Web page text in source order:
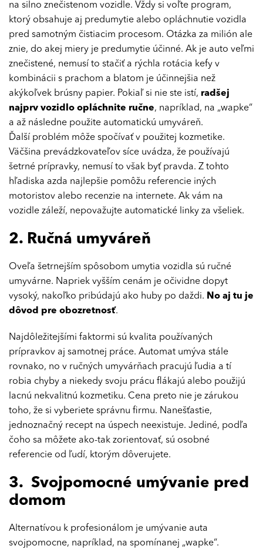
na silno znečistenom vozidle. Vždy si voľte program,
ktorý obsahuje aj predumytie alebo opláchnutie vozidla
pred samotným čistiacim procesom. Otázka za milión ale
znie, do akej miery je predumytie účinné. Ak je auto veľmi
znečistené, nemusí to stačiť a rýchla rotácia kefy v
kombinácii s prachom a blatom je účinnejšia než
akýkoľvek brúsny papier. Pokiaľ si nie ste istí, radšej
najprv vozidlo opláchnite ručne, napríklad, na „wapke“
a až následne použite automatickú umyváreň.
Ďalší problém môže spočívať v použitej kozmetike.
Väčšina prevádzkovateľov síce uvádza, že používajú
šetrné prípravky, nemusí to však byť pravda. Z tohto
hľadiska azda najlepšie pomôžu referencie iných
motoristov alebo recenzie na internete. Ak vám na
vozidle záleží, nepovažujte automatické linky za všeliek.
2. Ručná umyváreň
Oveľa šetrnejším spôsobom umytia vozidla sú ručné
umyvárne. Napriek vyšším cenám je očividne dopyt
vysoký, nakoľko pribúdajú ako huby po daždi. No aj tu je
dôvod pre obozretnosť.
Najdôležitejšími faktormi sú kvalita používaných
prípravkov aj samotnej práce. Automat umýva stále
rovnako, no v ručných umyvárňach pracujú ľudia a tí
robia chyby a niekedy svoju prácu flákajú alebo použijú
lacnú nekvalitnú kozmetiku. Cena preto nie je zárukou
toho, že si vyberiete správnu firmu. Nanešťastie,
jednoznačný recept na úspech neexistuje. Jediné, podľa
čoho sa môžete ako-tak zorientovať, sú osobné
referencie od ľudí, ktorým dôverujete.
3. Svojpomocné umývanie pred
domom
Alternatívou k profesionálom je umývanie auta
svojpomocne, napríklad, na spomínanej „wapke“.